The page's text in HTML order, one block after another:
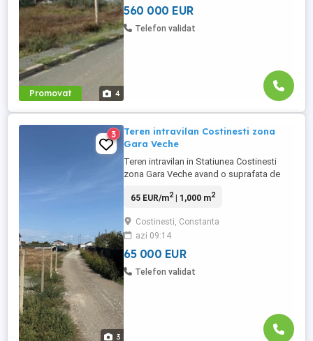
Promovat 4
nivel este de 840mp avand in total ...
560 000 EUR
Telefon validat
3
3
Teren intravilan Costinesti zona
Gara Veche
Teren intravilan in Statiunea Costinesti
zona Gara Veche avand o suprafata de
intabulat,pret 65000euro.Pentru mai multe
la nr.0752194794
65 EUR/m2| 1,000 m2
Costinesti, Constanta
azi 09:14
65 000 EUR
Telefon validat